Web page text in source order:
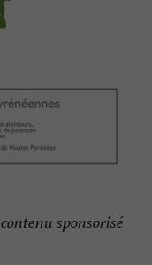
contenu sponsorisé